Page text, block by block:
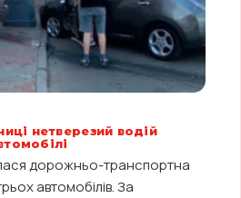
нетверезий водій
дорожньо-транспортна
автомобілів. За